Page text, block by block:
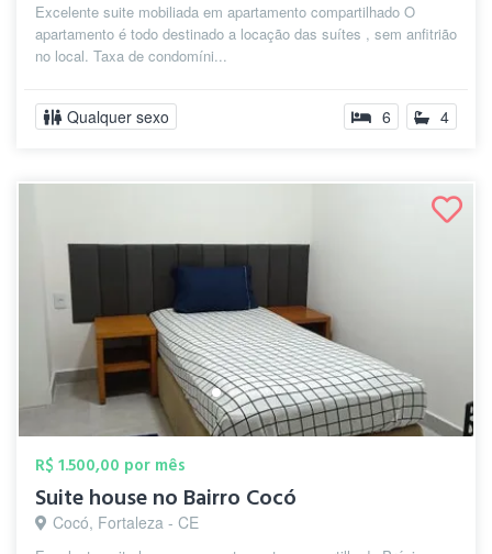
Excelente suite mobiliada em apartamento compartilhado O
apartamento é todo destinado a locação das suítes , sem anfitrião
no local. Taxa de condomíni...
Qualquer sexo 6 4
R$ 1.500,00 por mês
Suite house no Bairro Cocó
Cocó, Fortaleza - CE